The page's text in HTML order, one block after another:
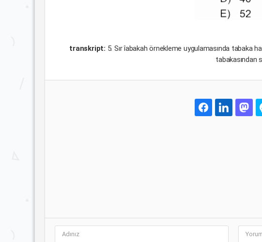
transkript: 5. Sır îabakah örnekleme uygulamasında tabaka
tabakasından